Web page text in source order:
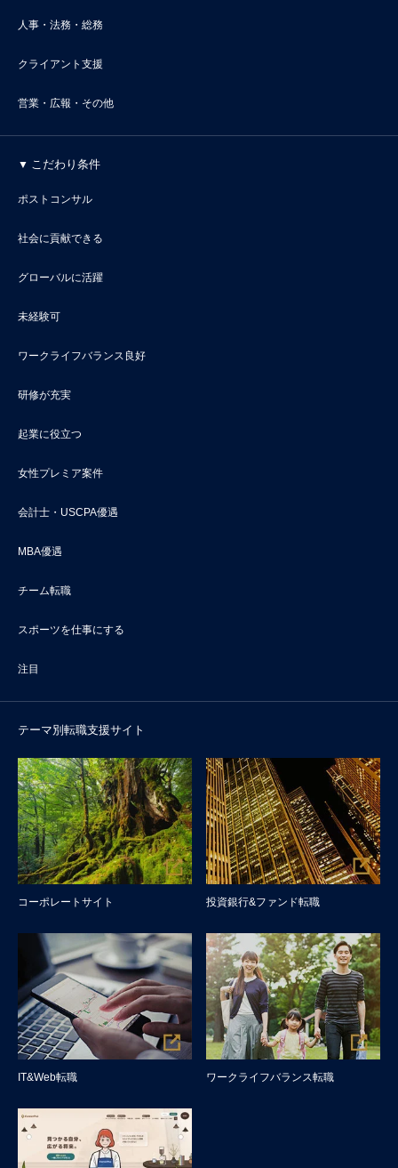
人事・法務・総務
クライアント支援
営業・広報・その他
こだわり条件
ポストコンサル
社会に貢献できる
グローバルに活躍
未経験可
ワークライフバランス良好
研修が充実
起業に役立つ
女性プレミア案件
会計士・USCPA優遇
MBA優遇
チーム転職
スポーツを仕事にする
注目
テーマ別転職支援サイト
コーポレートサイト 投資銀行&ファンド転職
IT&Web転職 ワークライフバランス転職